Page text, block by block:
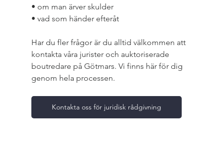
• om man ärver skulder
• vad som händer efteråt
Har du fler frågor är du alltid välkommen att
kontakta våra jurister och auktoriserade
boutredare på Götmars. Vi finns här för dig
genom hela processen.
Kontakta oss för juridisk rådgivning